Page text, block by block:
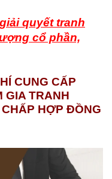
quyết tranh
cổ phần,
CUNG CẤP
GIA TRANH
HỢP ĐỒNG